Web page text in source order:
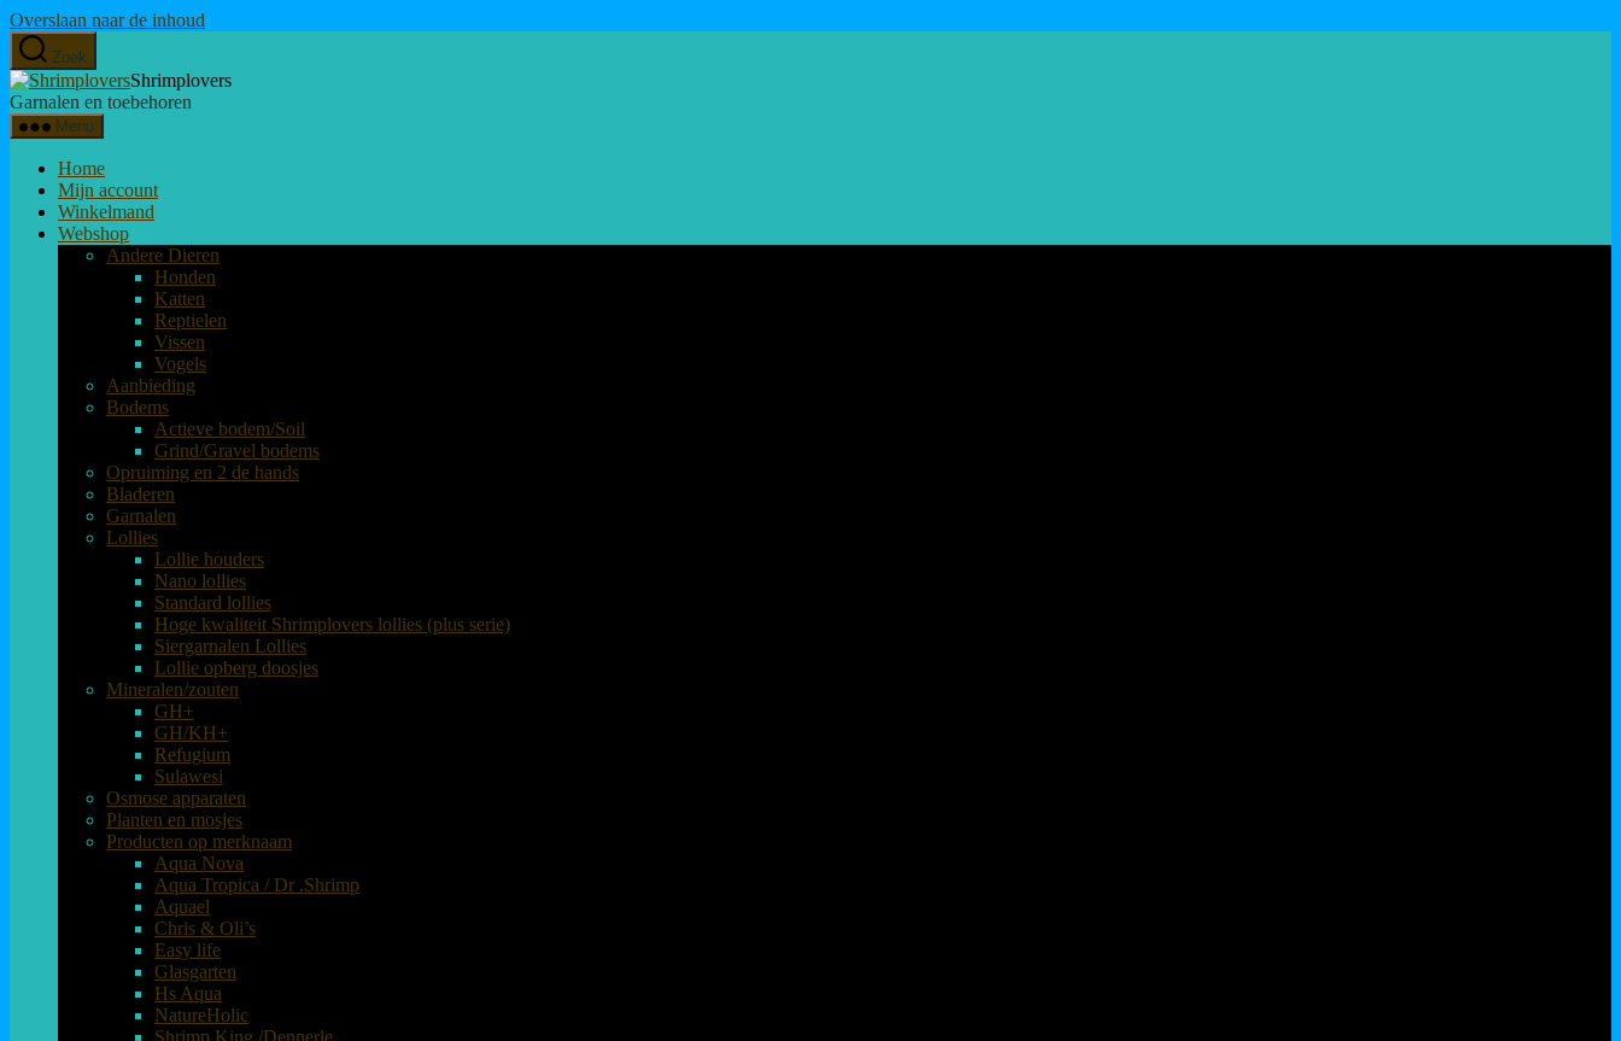
Overslaan naar de inhoud
Zoek
Shrimplovers
Garnalen en toebehoren
Menu
Home
Mijn account
Winkelmand
Webshop
Andere Dieren
Honden
Katten
Reptielen
Vissen
Vogels
Aanbieding
Bodems
Actieve bodem/Soil
Grind/Gravel bodems
Opruiming en 2 de hands
Bladeren
Garnalen
Lollies
Lollie houders
Nano lollies
Standard lollies
Hoge kwaliteit Shrimplovers lollies (plus serie)
Siergarnalen Lollies
Lollie opberg doosjes
Mineralen/zouten
GH+
GH/KH+
Refugium
Sulawesi
Osmose apparaten
Planten en mosjes
Producten op merknaam
Aqua Nova
Aqua Tropica / Dr .Shrimp
Aquael
Chris & Oli’s
Easy life
Glasgarten
Hs Aqua
NatureHolic
Shrimp King /Dennerle